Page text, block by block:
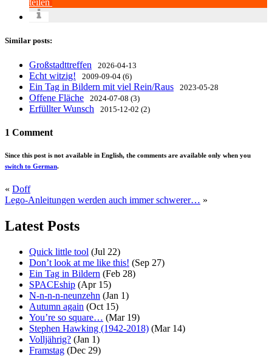
teilen
Similar posts:
Großstadttreffen 2026-04-13
Echt witzig! 2009-09-04 (6)
Ein Tag in Bildern mit viel Rein/Raus 2023-05-28
Offene Fläche 2024-07-08 (3)
Erfüllter Wunsch 2015-12-02 (2)
1 Comment
Since this post is not available in English, the comments are available only when you
switch to German.
« Doff
Lego-Anleitungen werden auch immer schwerer… »
Latest Posts
Quick little tool (Jul 22)
Don’t look at me like this! (Sep 27)
Ein Tag in Bildern (Feb 28)
SPACEship (Apr 15)
N-n-n-n-neunzehn (Jan 1)
Autumn again (Oct 15)
You’re so square… (Mar 19)
Stephen Hawking (1942-2018) (Mar 14)
Volljährig? (Jan 1)
Framstag (Dec 29)